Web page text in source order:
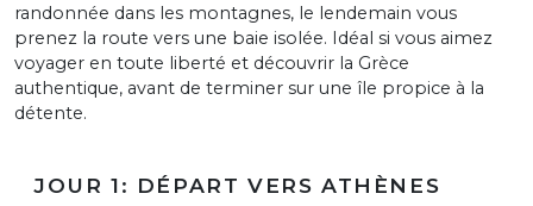
randonnée dans les montagnes, le lendemain vous
prenez la route vers une baie isolée. Idéal si vous aimez
voyager en toute liberté et découvrir la Grèce
authentique, avant de terminer sur une île propice à la
détente.
JOUR 1: DÉPART VERS ATHÈNES